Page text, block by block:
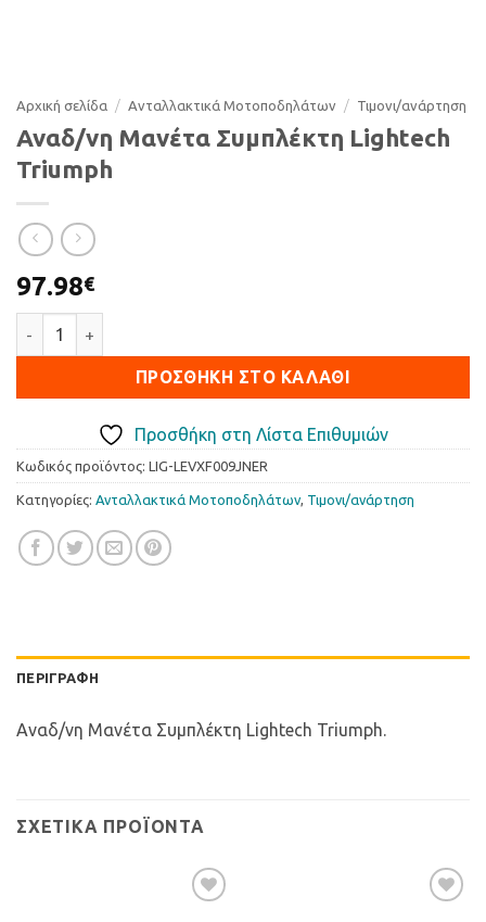
Αρχική σελίδα / Ανταλλακτικά Μοτοποδηλάτων / Τιµονι/ανάρτηση
Αναδ/νη Μανέτα Συμπλέκτη Lightech
Triumph
97.98€
ΠΡΟΣΘΉΚΗ ΣΤΟ ΚΑΛΆΘΙ
Προσθήκη στη Λίστα Επιθυμιών
Κωδικός προϊόντος: LIG-LEVXF009JNER
Κατηγορίες: Ανταλλακτικά Μοτοποδηλάτων, Τιµονι/ανάρτηση
ΠΕΡΙΓΡΑΦΉ
Αναδ/νη Μανέτα Συμπλέκτη Lightech Triumph.
ΣΧΕΤΙΚΆ ΠΡΟΪΌΝΤΑ